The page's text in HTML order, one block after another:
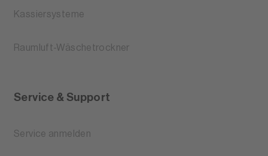
Kassiersysteme
Raumluft-Wäschetrockner
Service & Support
Service anmelden